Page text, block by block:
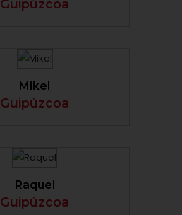
Guipúzcoa
Mikel
Guipúzcoa
Raquel
Guipúzcoa